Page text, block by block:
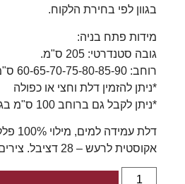
בגוון לפי בחירת הלקוח.
מידות פתח בניה:
גובה סטנדרטי: 205 ס"מ.
רוחב: 60-65-70-75-80-85-90 ס"מ.
*ניתן להזמין דלת וחצי או כפולה
*ניתן לקבל גם ברוחב 100 ס"מ בגובה 215 עד 240 ס"מ
דלת עמידה למים,
אקוסטית לרעש – 28 דציבל. צירים – 3 צירי אנובה.